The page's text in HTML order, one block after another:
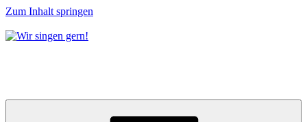
Zum Inhalt springen